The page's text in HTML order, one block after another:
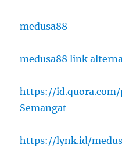
medusa88
medusa88 link
https://
Semangat
https://lynk.id/